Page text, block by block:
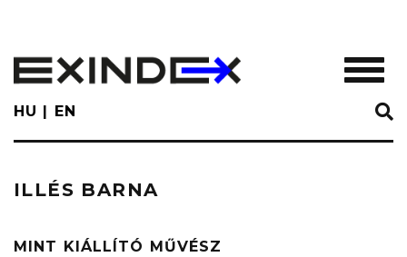
main
content
HU EN
ILLÉS BARNA
MINT KIÁLLÍTÓ MŰVÉSZ